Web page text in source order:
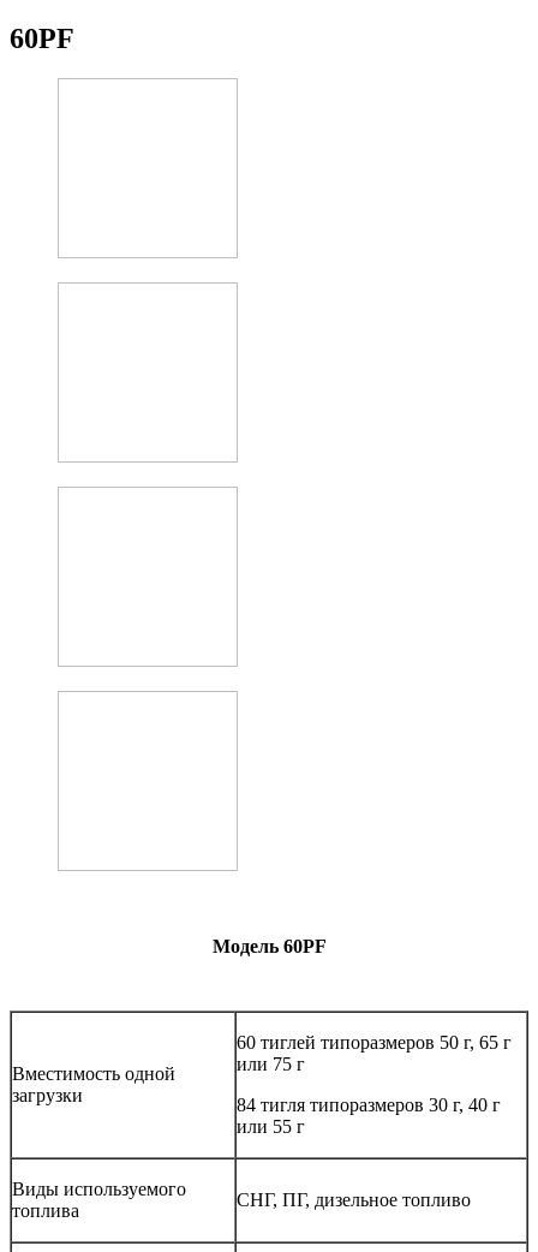
60PF
Модель 60PF
Вместимость одной
загрузки
60 тиглей типоразмеров 50 г, 65 г
или 75 г
84 тигля типоразмеров 30 г, 40 г
или 55 г
Виды используемого
топлива
СНГ, ПГ, дизельное топливо